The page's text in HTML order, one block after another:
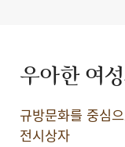
우아한 여
규방문화를 중심
전시상자